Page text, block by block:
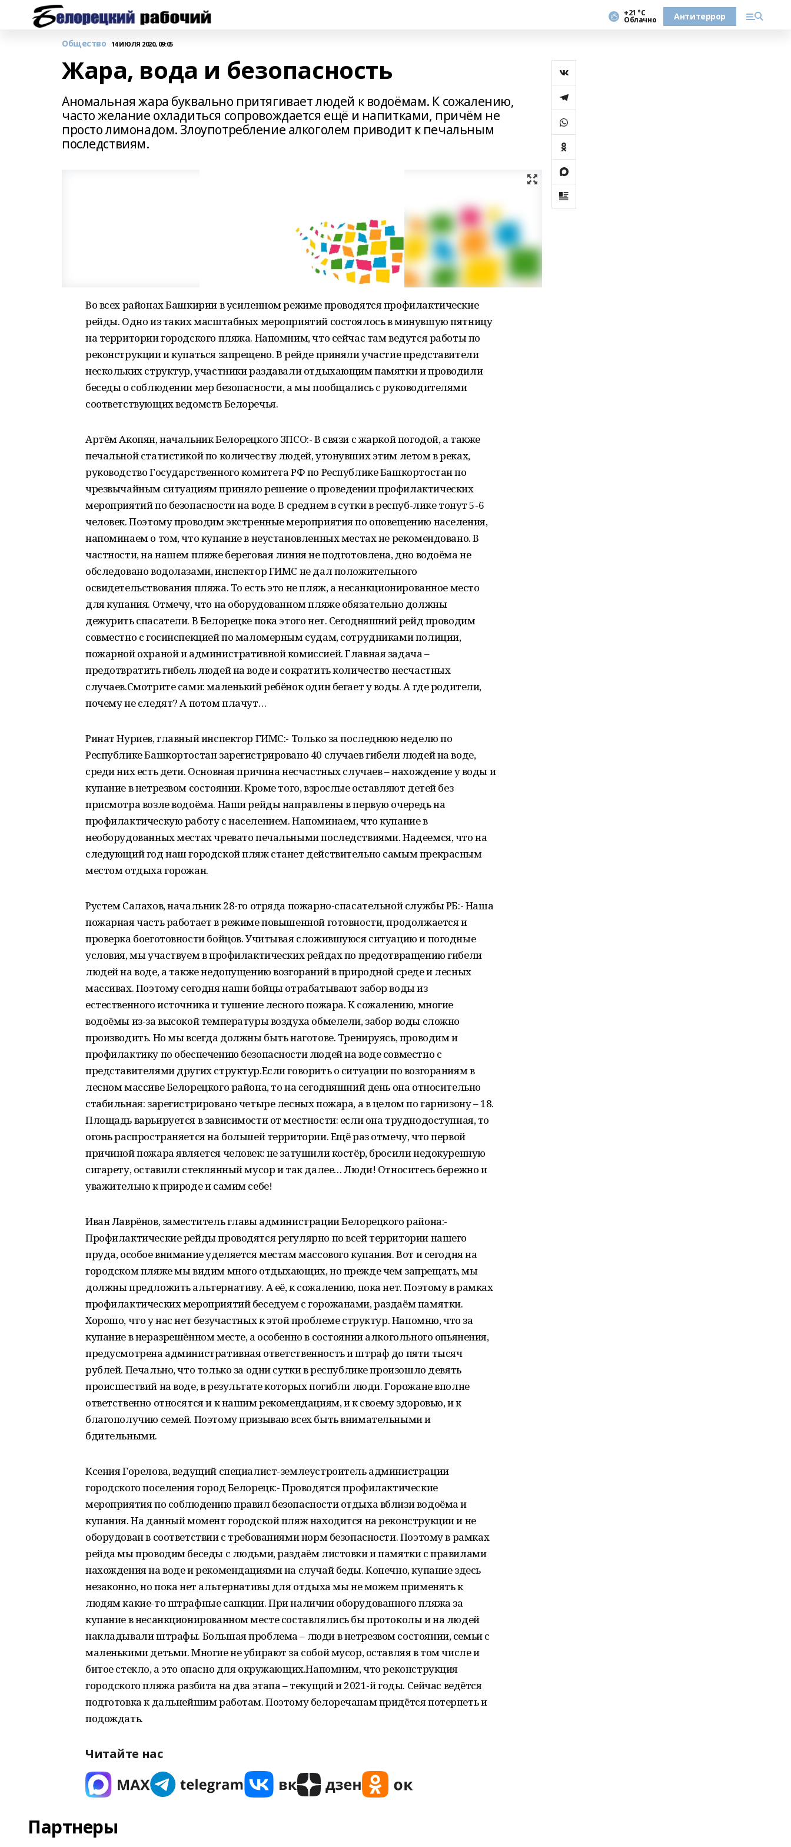
+21 °С
Облачно Антитеррор
Общество 14 ИЮЛЯ 2020, 09:05
Жара, вода и безопасность
Аномальная жара буквально притягивает людей к водоёмам. К сожалению,
часто желание охладиться сопровождается ещё и напитками, причём не
просто лимонадом. Злоупотребление алкоголем приводит к печальным
последствиям.
Во всех районах Башкирии в усиленном режиме проводятся профилактические
рейды. Одно из таких масштабных мероприятий состоялось в минувшую пятницу
на территории городского пляжа. Напомним, что сейчас там ведутся работы по
реконструкции и купаться запрещено. В рейде приняли участие представители
нескольких структур, участники раздавали отдыхающим памятки и проводили
беседы о соблюдении мер безопасности, а мы пообщались с руководителями
соответствующих ведомств Белоречья.
Артём Акопян, начальник Белорецкого ЗПСО:- В связи с жаркой погодой, а также
печальной статистикой по количеству людей, утонувших этим летом в реках,
руководство Государственного комитета РФ по Республике Башкортостан по
чрезвычайным ситуациям приняло решение о проведении профилактических
мероприятий по безопасности на воде. В среднем в сутки в респуб-лике тонут 5-6
человек. Поэтому проводим экстренные мероприятия по оповещению населения,
напоминаем о том, что купание в неустановленных местах не рекомендовано. В
частности, на нашем пляже береговая линия не подготовлена, дно водоёма не
обследовано водолазами, инспектор ГИМС не дал положительного
освидетельствования пляжа. То есть это не пляж, а несанкционированное место
для купания. Отмечу, что на оборудованном пляже обязательно должны
дежурить спасатели. В Белорецке пока этого нет. Сегодняшний рейд проводим
совместно с госинспекцией по маломерным судам, сотрудниками полиции,
пожарной охраной и административной комиссией. Главная задача –
предотвратить гибель людей на воде и сократить количество несчастных
случаев.Смотрите сами: маленький ребёнок один бегает у воды. А где родители,
почему не следят? А потом плачут…
Ринат Нуриев, главный инспектор ГИМС:- Только за последнюю неделю по
Республике Башкортостан зарегистрировано 40 случаев гибели людей на воде,
среди них есть дети. Основная причина несчастных случаев – нахождение у воды и
купание в нетрезвом состоянии. Кроме того, взрослые оставляют детей без
присмотра возле водоёма. Наши рейды направлены в первую очередь на
профилактическую работу с населением. Напоминаем, что купание в
необорудованных местах чревато печальными последствиями. Надеемся, что на
следующий год наш городской пляж станет действительно самым прекрасным
местом отдыха горожан.
Рустем Салахов, начальник 28-го отряда пожарно-спасательной службы РБ:- Наша
пожарная часть работает в режиме повышенной готовности, продолжается и
проверка боеготовности бойцов. Учитывая сложившуюся ситуацию и погодные
условия, мы участвуем в профилактических рейдах по предотвращению гибели
людей на воде, а также недопущению возгораний в природной среде и лесных
массивах. Поэтому сегодня наши бойцы отрабатывают забор воды из
естественного источника и тушение лесного пожара. К сожалению, многие
водоёмы из-за высокой температуры воздуха обмелели, забор воды сложно
производить. Но мы всегда должны быть наготове. Тренируясь, проводим и
профилактику по обеспечению безопасности людей на воде совместно с
представителями других структур.Если говорить о ситуации по возгораниям в
лесном массиве Белорецкого района, то на сегодняшний день она относительно
стабильная: зарегистрировано четыре лесных пожара, а в целом по гарнизону – 18.
Площадь варьируется в зависимости от местности: если она труднодоступная, то
огонь распространяется на большей территории. Ещё раз отмечу, что первой
причиной пожара является человек: не затушили костёр, бросили недокуренную
сигарету, оставили стеклянный мусор и так далее… Люди! Относитесь бережно и
уважительно к природе и самим себе!
Иван Лаврёнов, заместитель главы администрации Белорецкого района:-
Профилактические рейды проводятся регулярно по всей территории нашего
пруда, особое внимание уделяется местам массового купания. Вот и сегодня на
городском пляже мы видим много отдыхающих, но прежде чем запрещать, мы
должны предложить альтернативу. А её, к сожалению, пока нет. Поэтому в рамках
профилактических мероприятий беседуем с горожанами, раздаём памятки.
Хорошо, что у нас нет безучастных к этой проблеме структур. Напомню, что за
купание в неразрешённом месте, а особенно в состоянии алкогольного опьянения,
предусмотрена административная ответственность и штраф до пяти тысяч
рублей. Печально, что только за одни сутки в республике произошло девять
происшествий на воде, в результате которых погибли люди. Горожане вполне
ответственно относятся и к нашим рекомендациям, и к своему здоровью, и к
благополучию семей. Поэтому призываю всех быть внимательными и
бдительными.
Ксения Горелова, ведущий специалист-землеустроитель администрации
городского поселения город Белорецк:- Проводятся профилактические
мероприятия по соблюдению правил безопасности отдыха вблизи водоёма и
купания. На данный момент городской пляж находится на реконструкции и не
оборудован в соответствии с требованиями норм безопасности. Поэтому в рамках
рейда мы проводим беседы с людьми, раздаём листовки и памятки с правилами
нахождения на воде и рекомендациями на случай беды. Конечно, купание здесь
незаконно, но пока нет альтернативы для отдыха мы не можем применять к
людям какие-то штрафные санкции. При наличии оборудованного пляжа за
купание в несанкционированном месте составлялись бы протоколы и на людей
накладывали штрафы. Большая проблема – люди в нетрезвом состоянии, семьи с
маленькими детьми. Многие не убирают за собой мусор, оставляя в том числе и
битое стекло, а это опасно для окружающих.Напомним, что реконструкция
городского пляжа разбита на два этапа – текущий и 2021-й годы. Сейчас ведётся
подготовка к дальнейшим работам. Поэтому белоречанам придётся потерпеть и
подождать.
Читайте нас
Партнеры